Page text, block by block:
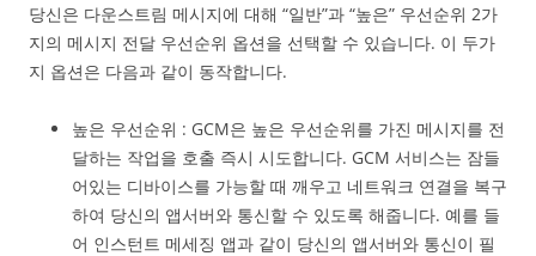
당신은 다운스트림 메시지에 대해 “일반”과 “높은” 우선순위 2가
지의 메시지 전달 우선순위 옵션을 선택할 수 있습니다. 이 두가
지 옵션은 다음과 같이 동작합니다.
높은 우선순위 : GCM은 높은 우선순위를 가진 메시지를 전
달하는 작업을 호출 즉시 시도합니다. GCM 서비스는 잠들
어있는 디바이스를 가능할 때 깨우고 네트워크 연결을 복구
하여 당신의 앱서버와 통신할 수 있도록 해줍니다. 예를 들
어 인스턴트 메세징 앱과 같이 당신의 앱서버와 통신이 필